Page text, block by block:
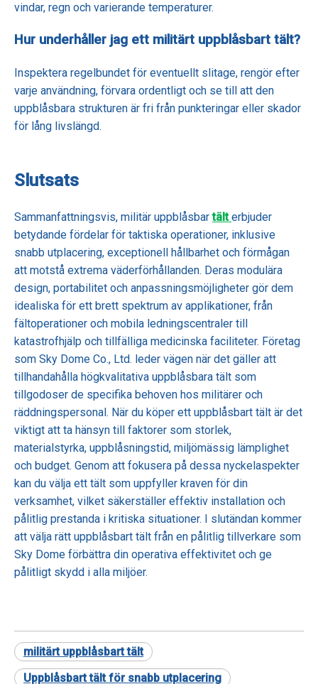
vindar, regn och varierande temperaturer.
Hur underhåller jag ett militärt uppblåsbart tält?
Inspektera regelbundet för eventuellt slitage, rengör efter
varje användning, förvara ordentligt och se till att den
uppblåsbara strukturen är fri från punkteringar eller skador
för lång livslängd.
Slutsats
Sammanfattningsvis, militär uppblåsbartälterbjuder
betydande fördelar för taktiska operationer, inklusive
snabb utplacering, exceptionell hållbarhet och förmågan
att motstå extrema väderförhållanden. Deras modulära
design, portabilitet och anpassningsmöjligheter gör dem
idealiska för ett brett spektrum av applikationer, från
fältoperationer och mobila ledningscentraler till
katastrofhjälp och tillfälliga medicinska faciliteter. Företag
som Sky Dome Co., Ltd. leder vägen när det gäller att
tillhandahålla högkvalitativa uppblåsbara tält som
tillgodoser de specifika behoven hos militärer och
räddningspersonal. När du köper ett uppblåsbart tält är det
viktigt att ta hänsyn till faktorer som storlek,
materialstyrka, uppblåsningstid, miljömässig lämplighet
och budget. Genom att fokusera på dessa nyckelaspekter
kan du välja ett tält som uppfyller kraven för din
verksamhet, vilket säkerställer effektiv installation och
pålitlig prestanda i kritiska situationer. I slutändan kommer
att välja rätt uppblåsbart tält från en pålitlig tillverkare som
Sky Dome förbättra din operativa effektivitet och ge
pålitligt skydd i alla miljöer.
militärt uppblåsbart tält
Uppblåsbart tält för snabb utplacering